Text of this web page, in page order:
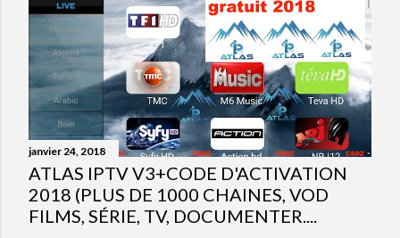
janvier 24, 2018
ATLAS IPTV V3+CODE D'ACTIVATION
2018 (PLUS DE 1000 CHAINES, VOD
FILMS, SÉRIE, TV, DOCUMENTER....